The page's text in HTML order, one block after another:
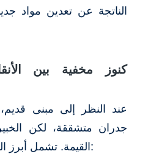
الناتجة عن تعدين مواد
كنوز مخفية بين
عند النظر إلى مبنى
جدران متشققة، لكن
القيمة. تشمل أبرز المواد المستخرجة ما يلي: